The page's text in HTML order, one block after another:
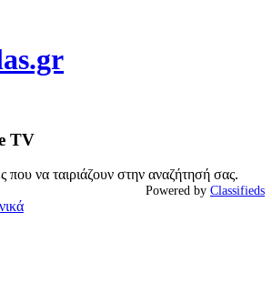
TV
που να ταιριάζουν στην αναζήτησή σας.
Powered by Classifieds